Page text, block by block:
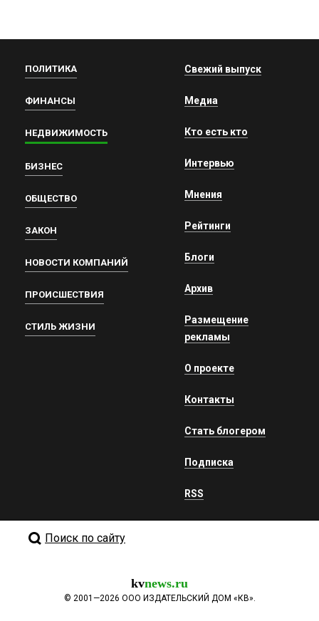
ПОЛИТИКА
ФИНАНСЫ
НЕДВИЖИМОСТЬ
БИЗНЕС
ОБЩЕСТВО
ЗАКОН
НОВОСТИ КОМПАНИЙ
ПРОИСШЕСТВИЯ
СТИЛЬ ЖИЗНИ
Свежий выпуск
Медиа
Кто есть кто
Интервью
Мнения
Рейтинги
Блоги
Архив
Размещение
рекламы
О проекте
Контакты
Стать блогером
Подписка
RSS
Поиск по сайту
kvnews.ru
© 2001—2026 ООО ИЗДАТЕЛЬСКИЙ ДОМ «КВ».